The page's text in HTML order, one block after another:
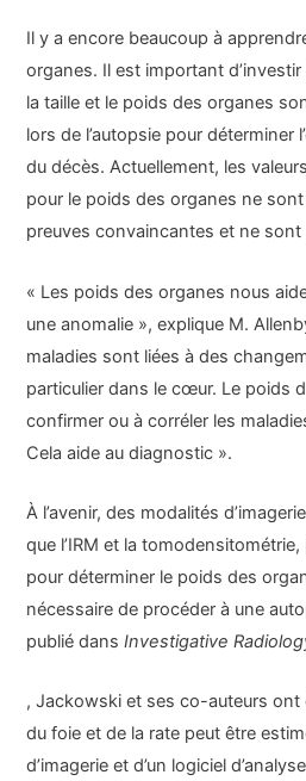
Il y a encore beaucoup à
organes. Il est important
la taille et le poids des organes
lors de l’autopsie pour déterminer
du décès. Actuellement, les
pour le poids des organes ne
preuves convaincantes et ne sont
« Les poids des organes nous
une anomalie », explique M.
maladies sont liées à des
particulier dans le cœur. Le poids
confirmer ou à corréler les
Cela aide au diagnostic ».
À l’avenir, des modalités
que l’IRM et la tomodensitométrie,
pour déterminer le poids des
nécessaire de procéder à une
publié dansInvestigative
, Jackowski et ses co-auteurs ont
du foie et de la rate peut être
d’imagerie et d’un logiciel